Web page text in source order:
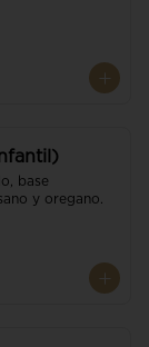
base
y oregano.